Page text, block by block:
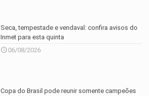
Seca, tempestade e vendaval: confira avisos do
Inmet para esta quinta
06/08/2026
Copa do Brasil pode reunir somente campeões